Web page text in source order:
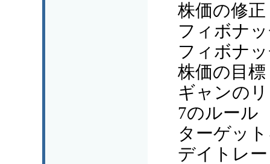
株価の修
フィボナ
フィボナ
株価の目標
ギャンの
7のルール
ターゲッ
デイトレ